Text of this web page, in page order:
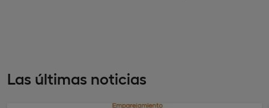
Las últimas noticias